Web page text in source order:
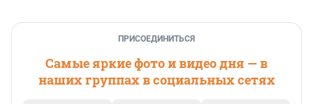
ПРИСОЕДИНИТЬСЯ
Самые яркие фото и видео дня — в
наших группах в социальных сетях